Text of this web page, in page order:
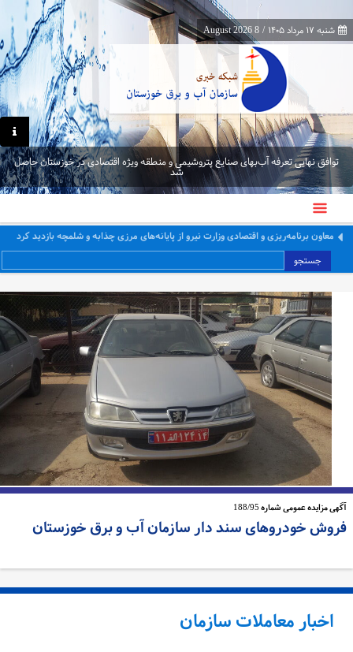
شنبه ۱۷ مرداد ۱۴۰۵ /
8 August 2026
توافق نهایی تعرفه آب‌بهای صنایع پتروشیمی و منطقه ویژه اقتصادی در خوزستان حاصل
شد
معاون برنامه‌ریزی و اقتصادی وزارت نیرو از پایانه‌های مرزی چذابه و شلمچه بازدید کرد
جستجو
مزایده عمومی شماره 188/95
خودروهای سند دار سازمان آب و برق خوزستان
اخبار معاملات سازمان